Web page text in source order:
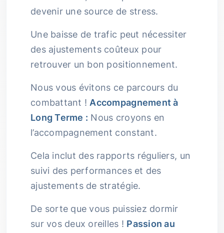
devenir une source de stress.
Une baisse de trafic peut nécessiter
des ajustements coûteux pour
retrouver un bon positionnement.
Nous vous évitons ce parcours du
combattant ! Accompagnement à
Long Terme : Nous croyons en
l’accompagnement constant.
Cela inclut des rapports réguliers, un
suivi des performances et des
ajustements de stratégie.
De sorte que vous puissiez dormir
sur vos deux oreilles ! Passion au